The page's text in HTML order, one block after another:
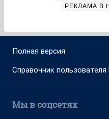
РЕКЛАМА В
Полная версия
Справочник
Мы в соцсетях